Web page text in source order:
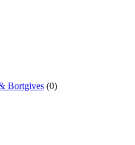
Bortgives (0)